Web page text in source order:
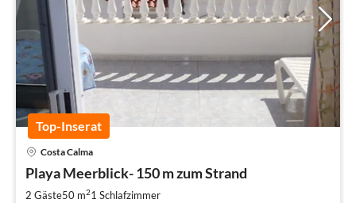
Top-Inserat
Costa Calma
Playa Meerblick- 150 m zum Strand
2 Gäste50 m21 Schlafzimmer